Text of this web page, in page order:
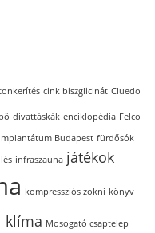
cink biszglicinát Cluedo
divattáskák enciklopédia Felco
Budapest fürdősók
infraszauna játékok
kompressziós zokni könyv
klíma Mosogató csaptelep